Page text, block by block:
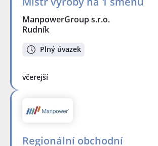
ManpowerGroup s.r.o.
Rudník
Plný úvazek
včerejší
Regionální obchodní